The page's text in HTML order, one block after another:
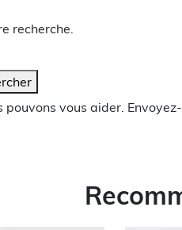
recherche.
pouvons vous aider.